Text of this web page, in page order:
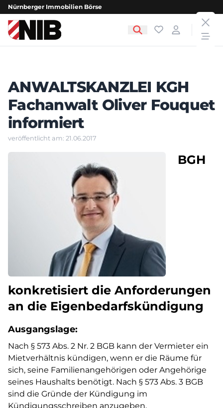
Nürnberger Immobilien Börse
NIB - Nürnberger Immobilien Börse Favoriten
Login
ANWALTSKANZLEI KGH
Fachanwalt Oliver Fouquet
informiert
veröffentlicht am: 21.06.2017
BGH
konkretisiert die Anforderungen
an die Eigenbedarfskündigung
Ausgangslage:
Nach § 573 Abs. 2 Nr. 2 BGB kann der Vermieter ein
Mietverhältnis kündigen, wenn er die Räume für
sich, seine Familienangehörigen oder Angehörige
seines Haushalts benötigt. Nach § 573 Abs. 3 BGB
sind die Gründe der Kündigung im
Kündigungsschreiben anzugeben.